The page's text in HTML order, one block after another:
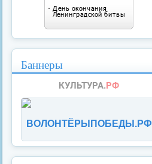
Баннеры
ВОЛОНТЁРЫПОБЕДЫ.РФ